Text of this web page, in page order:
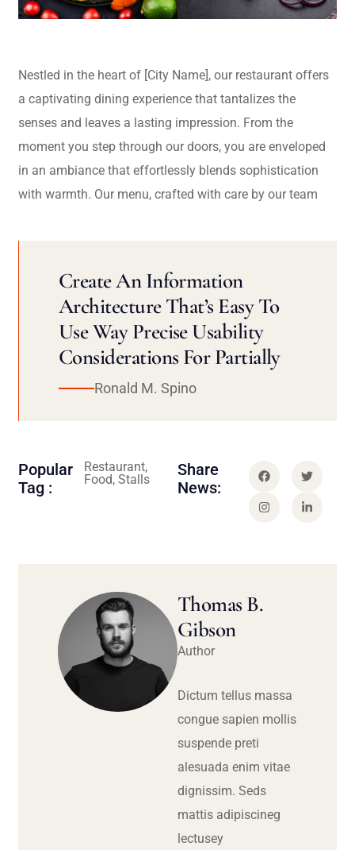
Nestled in the heart of [City Name], our restaurant offers
a captivating dining experience that tantalizes the
senses and leaves a lasting impression. From the
moment you step through our doors, you are enveloped
in an ambiance that effortlessly blends sophistication
with warmth. Our menu, crafted with care by our team
Create An Information
Architecture That’s Easy To
Use Way Precise Usability
Considerations For Partially
Ronald M. Spino
Popular
Tag :
Restaurant,
Food, Stalls
Share
News:
Thomas B.
Gibson
Author
Dictum tellus massa
congue sapien mollis
suspende preti
alesuada enim vitae
dignissim. Seds
mattis adipiscineg
lectusey